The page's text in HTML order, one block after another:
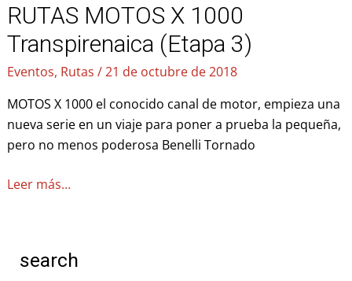
RUTAS MOTOS X 1000
Transpirenaica (Etapa 3)
Eventos, Rutas /21 de octubre de 2018
MOTOS X 1000 el conocido canal de motor, empieza una
nueva serie en un viaje para poner a prueba la pequeña,
pero no menos poderosa Benelli Tornado
RUTAS
MOTOS
1000
(Etapa
3)
Leer más…
search